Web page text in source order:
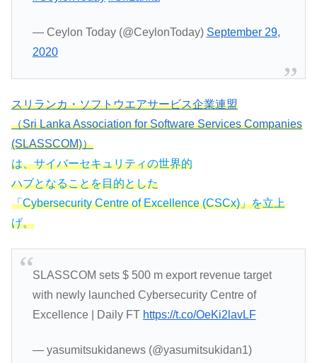
— Ceylon Today (@CeylonToday) September 29,
2020
スリランカ・ソフトウエアサービス企業連盟
（Sri Lanka Association for Software Services Companies
(SLASSCOM)）
は、サイバーセキュリティの世界的
ハブとなることを目的とした
「Cybersecurity Centre of Excellence (CSCx)」を立上
げ。
SLASSCOM sets $ 500 m export revenue target
with newly launched Cybersecurity Centre of
Excellence | Daily FT https://t.co/OeKi2lavLF
— yasumitsukidanews (@yasumitsukidan1)